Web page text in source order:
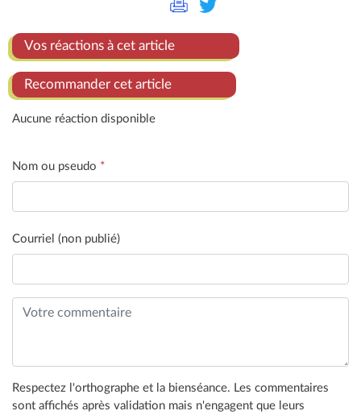
Vos réactions à cet article
Recommander cet article
Aucune réaction disponible
Nom ou pseudo *
Courriel (non publié)
Respectez l'orthographe et la bienséance. Les commentaires
sont affichés après validation mais n'engagent que leurs